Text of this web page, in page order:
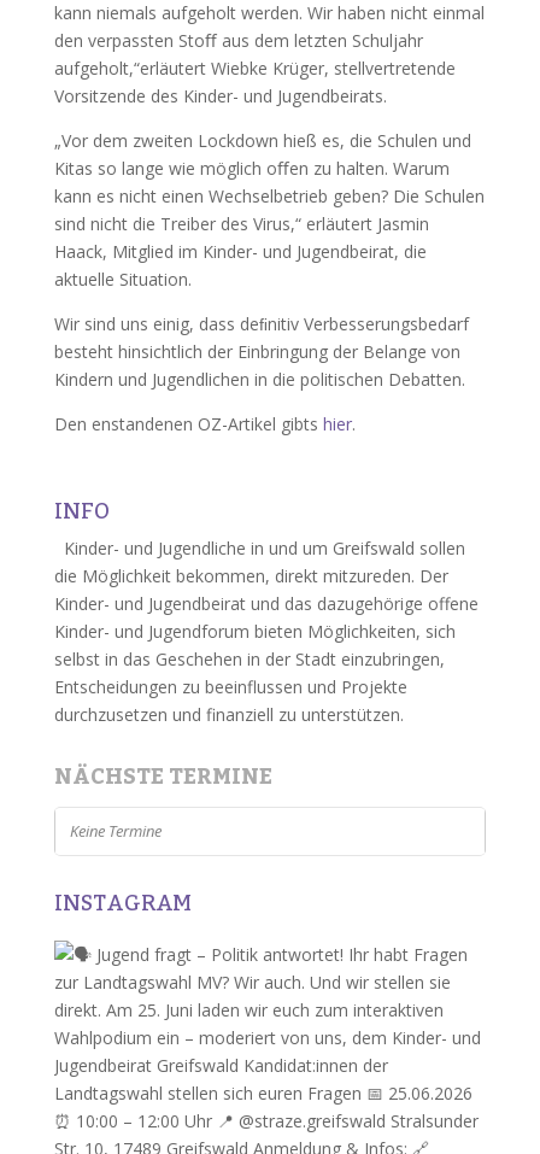
kann niemals aufgeholt werden. Wir haben nicht einmal
den verpassten Stoﬀ aus dem letzten Schuljahr
aufgeholt,“erläutert Wiebke Krüger, stellvertretende
Vorsitzende des Kinder- und Jugendbeirats.
„Vor dem zweiten Lockdown hieß es, die Schulen und
Kitas so lange wie möglich oﬀen zu halten. Warum
kann es nicht einen Wechselbetrieb geben? Die Schulen
sind nicht die Treiber des Virus,“ erläutert Jasmin
Haack, Mitglied im Kinder- und Jugendbeirat, die
aktuelle Situation.
Wir sind uns einig, dass deﬁnitiv Verbesserungsbedarf
besteht hinsichtlich der Einbringung der Belange von
Kindern und Jugendlichen in die politischen Debatten.
Den enstandenen OZ-Artikel gibts hier.
INFO
Kinder- und Jugendliche in und um Greifswald sollen
die Möglichkeit bekommen, direkt mitzureden. Der
Kinder- und Jugendbeirat und das dazugehörige offene
Kinder- und Jugendforum bieten Möglichkeiten, sich
selbst in das Geschehen in der Stadt einzubringen,
Entscheidungen zu beeinflussen und Projekte
durchzusetzen und finanziell zu unterstützen.
NÄCHSTE TERMINE
Keine Termine
INSTAGRAM